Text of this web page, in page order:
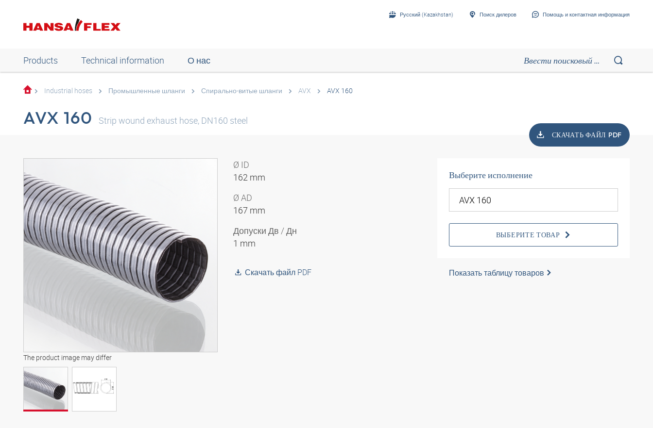
Русский (Kazakhstan) Поиск дилеров Помощь и контактная информация
Products Technical information О нас
Industrial hoses Промышленные шланги Спирально-витые шланги AVX AVX 160
AVX 160 Strip wound exhaust hose, DN160 steel
СКАЧАТЬ ФАЙЛ PDF
The product image may differ
Ø ID
162 mm
Ø AD
167 mm
Допуски Дв / Дн
1 mm
Скачать файл PDF
Выберите исполнение
ВЫБЕРИТЕ ТОВАР
Показать таблицу товаров